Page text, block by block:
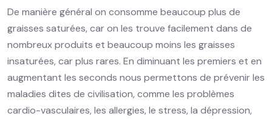
De manière général on consomme beaucoup plus de
graisses saturées, car on les trouve facilement dans de
nombreux produits et beaucoup moins les graisses
insaturées, car plus rares. En diminuant les premiers et en
augmentant les seconds nous permettons de prévenir les
maladies dites de civilisation, comme les problèmes
cardio-vasculaires, les allergies, le stress, la dépression,